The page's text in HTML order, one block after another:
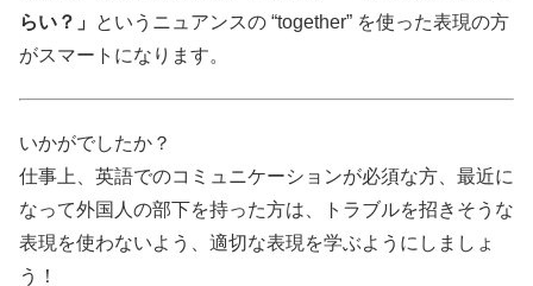
らい？」
というニュアンスの “together” を使った表現の方
がスマートになります。
いかがでしたか？
仕事上、英語でのコミュニケーションが必須な方、最近に
なって外国人の部下を持った方は、トラブルを招きそうな
表現を使わないよう、適切な表現を学ぶようにしましょ
う！